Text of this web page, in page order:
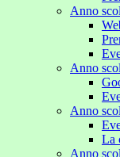
Anno
Anno
Anno
La
Anno